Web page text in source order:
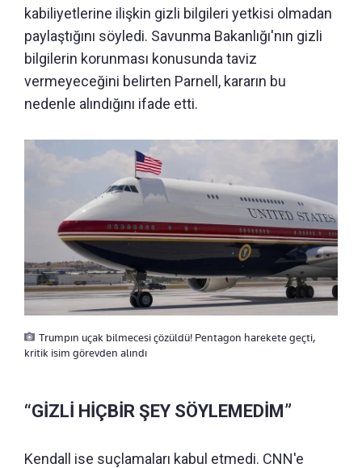
kabiliyetlerine ilişkin gizli bilgileri yetkisi olmadan
paylaştığını söyledi. Savunma Bakanlığı'nın gizli
bilgilerin korunması konusunda taviz
vermeyeceğini belirten Parnell, kararın bu
nedenle alındığını ifade etti.
Trumpın uçak bilmecesi çözüldü! Pentagon harekete geçti,
kritik isim görevden alındı
“GİZLİ HİÇBİR ŞEY SÖYLEMEDİM”
Kendall ise suçlamaları kabul etmedi. CNN'e